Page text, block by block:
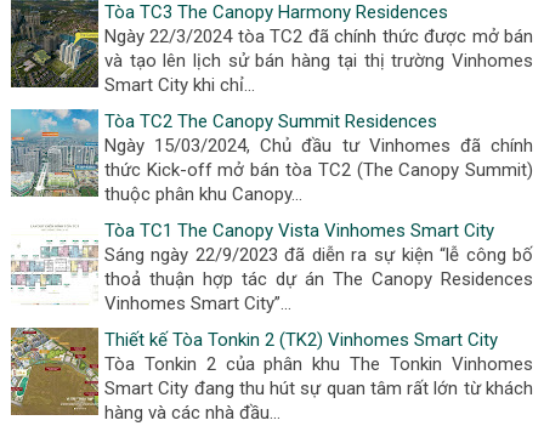
Tòa TC3 The Canopy Harmony Residences
Ngày 22/3/2024 tòa TC2 đã chính thức được mở bán
và tạo lên lịch sử bán hàng tại thị trường Vinhomes
Smart City khi chỉ...
Tòa TC2 The Canopy Summit Residences
Ngày 15/03/2024, Chủ đầu tư Vinhomes đã chính
thức Kick-off mở bán tòa TC2 (The Canopy Summit)
thuộc phân khu Canopy...
Tòa TC1 The Canopy Vista Vinhomes Smart City
Sáng ngày 22/9/2023 đã diễn ra sự kiện “lễ công bố
thoả thuận hợp tác dự án The Canopy Residences
Vinhomes Smart City”...
Thiết kế Tòa Tonkin 2 (TK2) Vinhomes Smart City
Tòa Tonkin 2 của phân khu The Tonkin Vinhomes
Smart City đang thu hút sự quan tâm rất lớn từ khách
hàng và các nhà đầu...